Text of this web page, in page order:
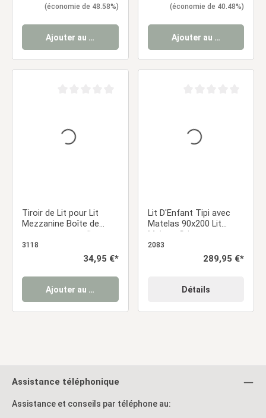
(économie de 48.58%)
Ajouter au panier
(économie de 40.48%)
Ajouter au panier
Tiroir de Lit pour Lit
Mezzanine Boîte de
rangement pour lit avec
roulettes blanc Coffre
de lit Bois Bac de
3118
Prix régulier :
34,95 €*
Ajouter au panier
Lit D'Enfant Tipi avec
Matelas 90x200 Lit
Maison Gris avec
Sommier à Lattes Tiroir
2083
Prix régulier :
289,95 €*
Détails
Assistance téléphonique
Assistance et conseils par téléphone au: